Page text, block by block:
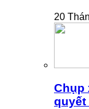
20
Chụp
quyết